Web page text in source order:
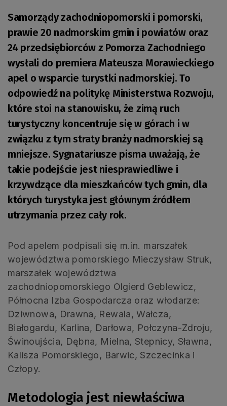
Samorządy zachodniopomorski i pomorski,
prawie 20 nadmorskim gmin i powiatów oraz
24 przedsiębiorców z Pomorza Zachodniego
wysłali do premiera Mateusza Morawieckiego
apel o wsparcie turystki nadmorskiej. To
odpowiedź na politykę Ministerstwa Rozwoju,
które stoi na stanowisku, że zimą ruch
turystyczny koncentruje się w górach i w
związku z tym straty branży nadmorskiej są
mniejsze. Sygnatariusze pisma uważają, że
takie podejście jest niesprawiedliwe i
krzywdzące dla mieszkańców tych gmin, dla
których turystyka jest głównym źródłem
utrzymania przez cały rok.
Pod apelem podpisali się m.in. marszałek
województwa pomorskiego Mieczysław Struk,
marszałek województwa
zachodniopomorskiego Olgierd Geblewicz,
Północna Izba Gospodarcza oraz włodarze:
Dziwnowa, Drawna, Rewala, Wałcza,
Białogardu, Karlina, Darłowa, Połczyna-Zdroju,
Świnoujścia, Dębna, Mielna, Stepnicy, Sławna,
Kalisza Pomorskiego, Barwic, Szczecinka i
Człopy.
Metodologia jest niewłaściwa